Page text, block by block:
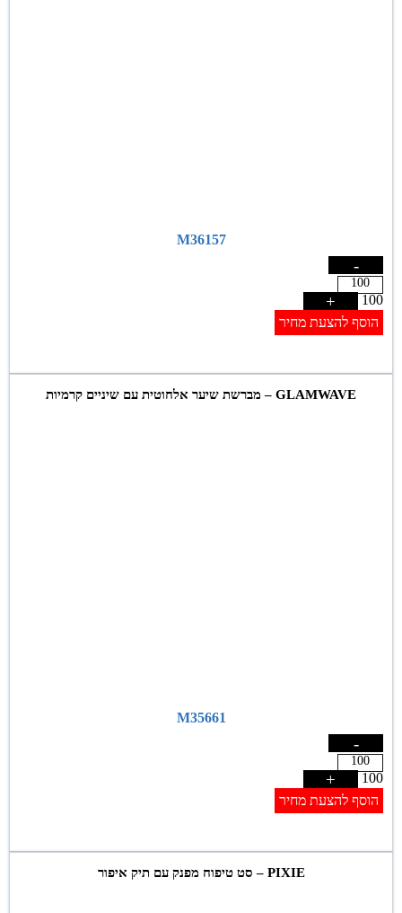
M36157
-
100
+
הוסף להצעת מחיר
GLAMWAVE – מברשת שיער אלחוטית עם שיניים קרמיות
M35661
-
100
+
הוסף להצעת מחיר
PIXIE – סט טיפוח מפנק עם תיק איפור